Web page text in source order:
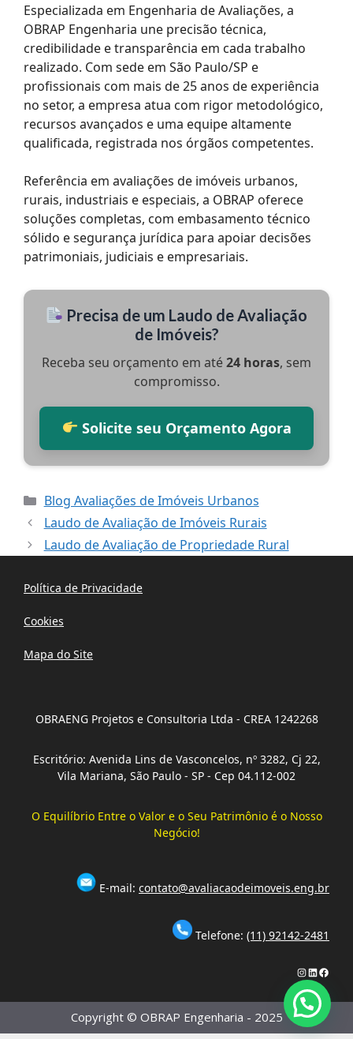
Especializada em Engenharia de Avaliações, a
OBRAP Engenharia une precisão técnica,
credibilidade e transparência em cada trabalho
realizado. Com sede em São Paulo/SP e
profissionais com mais de 25 anos de experiência
no setor, a empresa atua com rigor metodológico,
recursos avançados e uma equipe altamente
qualificada, registrada nos órgãos competentes.
Referência em avaliações de imóveis urbanos,
rurais, industriais e especiais, a OBRAP oferece
soluções completas, com embasamento técnico
sólido e segurança jurídica para apoiar decisões
patrimoniais, judiciais e empresariais.
Precisa de um Laudo de Avaliação
de Imóveis?
Receba seu orçamento em até24 horas, sem
compromisso.
Solicite seu Orçamento Agora
Categorias
Blog Avaliações de Imóveis Urbanos
Laudo de Avaliação de Imóveis Rurais
Laudo de Avaliação de Propriedade Rural
Política de Privacidade
Cookies
Mapa do Site
OBRAENG Projetos e Consultoria Ltda - CREA 1242268
Escritório: Avenida Lins de Vasconcelos, nº 3282, Cj 22,
Vila Mariana, São Paulo - SP - Cep 04.112-002
O Equilíbrio Entre o Valor e o Seu Patrimônio é o Nosso
Negócio!
E-mail: contato@avaliacaodeimoveis.eng.br
Telefone: (11) 92142-2481
Instagram
LinkedIn
Copyright © OBRAP Engenharia - 2025